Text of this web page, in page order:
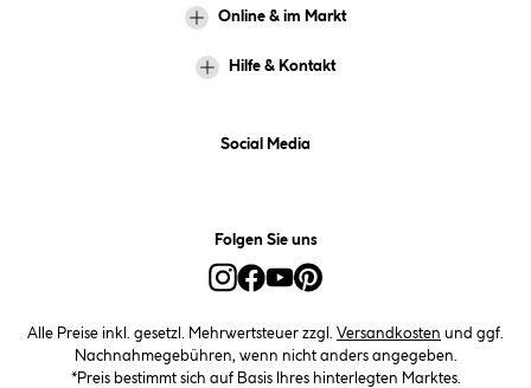
Online & im Markt
Hilfe & Kontakt
Social Media
Folgen Sie uns
Alle Preise inkl. gesetzl. Mehrwertsteuer zzgl. Versandkosten und ggf.
Nachnahmegebühren, wenn nicht anders angegeben.
*Preis bestimmt sich auf Basis Ihres hinterlegten Marktes.